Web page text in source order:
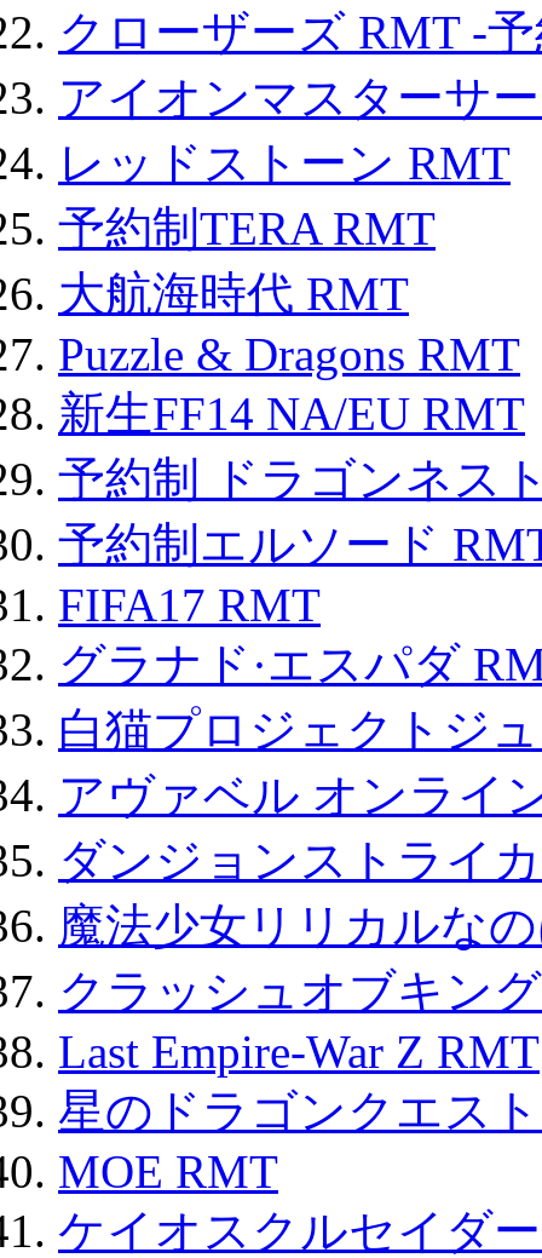
クローザーズ RMT -
アイオンマスターサ
レッドストーン RMT
予約制TERA RMT
大航海時代 RMT
Puzzle & Dragons RMT
新生FF14 NA/EU RMT
予約制 ドラゴンネス
予約制エルソード
FIFA17 RMT
グラナド·エスパダ
白猫プロジェクトジ
アヴァベル オンライ
ダンジョンストライ
魔法少女リリカルな
クラッシュオブキン
Last Empire-War Z RMT
星のドラゴンクエス
MOE RMT
ケイオスクルセイダ